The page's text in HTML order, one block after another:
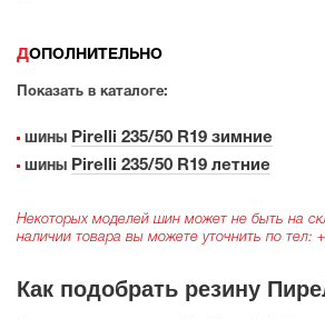
ДОПОЛНИТЕЛЬНО
Показать в каталоге:
шины Pirelli 235/50 R19 зимние
шины Pirelli 235/50 R19 летние
Некоторых моделей шин может не быть на
наличии товара вы можете уточнить по тел:
Как подобрать резину